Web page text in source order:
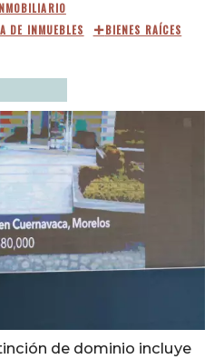
DE INMUEBLES BIENES RAÍCES
de dominio incluye